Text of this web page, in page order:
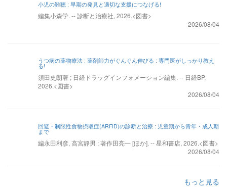
小児の難聴 : 早期の発見と適切な支援につなげる!
編集小森学. -- 診断と治療社, 2026.<図書>
2026/08/04
うつ病の薬物療法 : 薬剤師力がぐんぐん伸びる : 専門医がしっかり教え
る!
須田史朗著 ; 日経ドラッグインフォメーション編集. -- 日経BP,
2026.<図書>
2026/08/04
回避・制限性食物摂取症(ARFID)の診断と治療 : 児童期から青年・成人期
まで
編永田利彦, 高宮靜男 ; 著作田亮一 [ほか]. -- 星和書店, 2026.<図書>
2026/08/04
もっと見る